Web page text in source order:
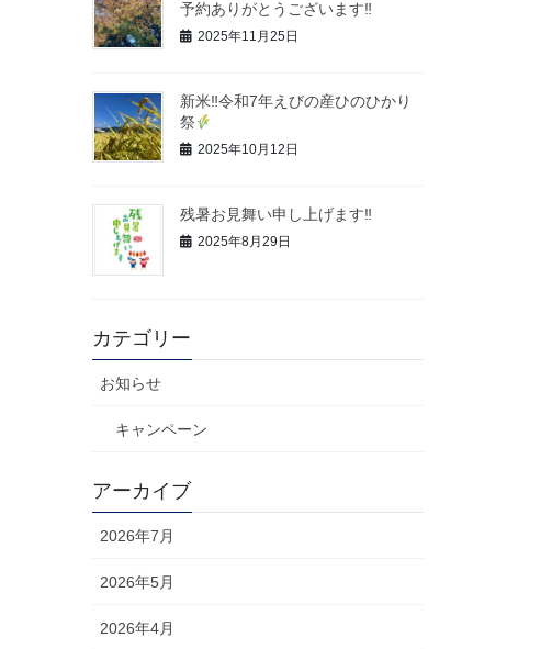
予約ありがとうございます‼
2025年11月25日
新米‼令和7年えびの産ひのひかり
祭
2025年10月12日
残暑お見舞い申し上げます‼
2025年8月29日
カテゴリー
お知らせ
キャンペーン
アーカイブ
2026年7月
2026年5月
2026年4月